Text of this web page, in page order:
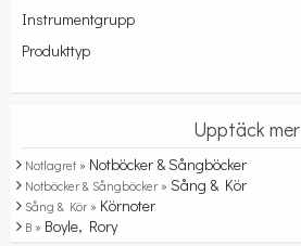
Instrumentgrupp
Produkttyp
Upptäck mer
Notlagret » Notböcker & Sångböcker
Notböcker & Sångböcker » Sång & Kör
Sång & Kör » Körnoter
B » Boyle, Rory